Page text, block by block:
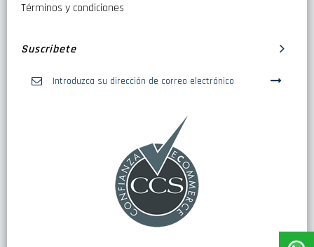
Términos y condiciones
Suscribete